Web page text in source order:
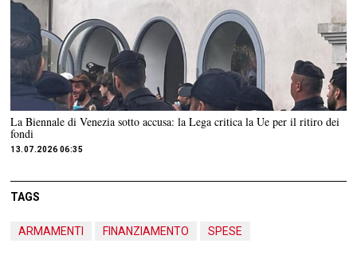
La Biennale di Venezia sotto accusa: la Lega critica la Ue per il ritiro dei
fondi
13.07.2026 06:35
TAGS
ARMAMENTI FINANZIAMENTO SPESE